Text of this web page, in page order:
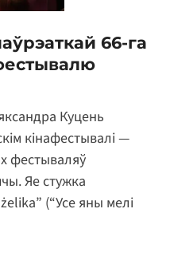
66-га
Куцень
кінафестывалі —
фестываляў
Яе стужка
(“Усе яны мелі